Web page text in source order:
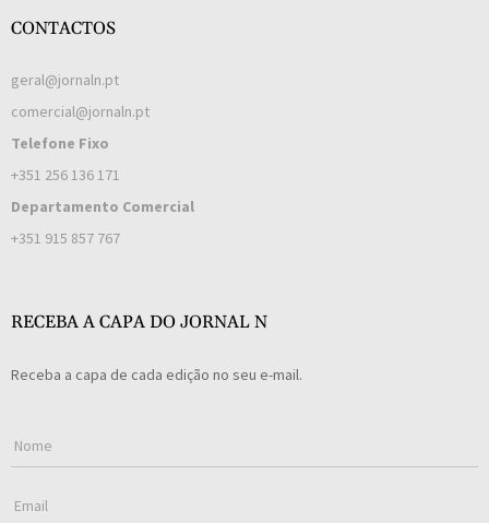
CONTACTOS
geral@jornaln.pt
comercial@jornaln.pt
Telefone Fixo
+351 256 136 171
Departamento Comercial
+351 915 857 767
RECEBA A CAPA DO JORNAL N
Receba a capa de cada edição no seu e-mail.